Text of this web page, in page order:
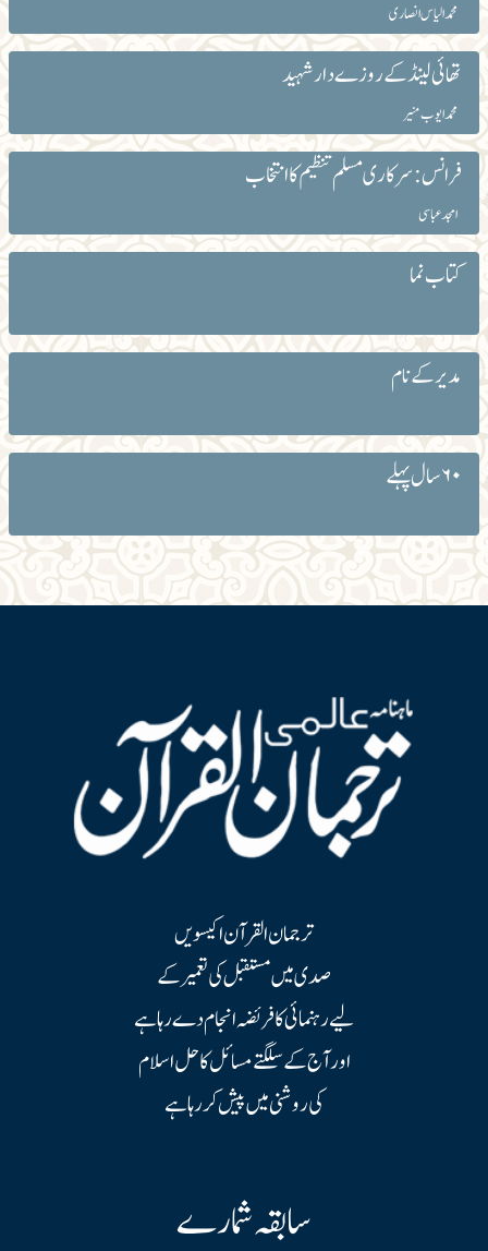
محمد الیاس انصاری
تھائی لینڈ کے روزے دار شہید
محمد ایوب منیر
فرانس: سرکاری مسلم تنظیم کا انتخاب
امجد عباسی
کتاب نما
مدیر کے نام
۶۰ سال پہلے
ترجمان القرآن اکیسویں
صدی میں مستقبل کی تعمیر کے
لیے رہنمائی کا فریضہ انجام دے رہا ہے
اور آج کے سلگتے مسائل کا حل اسلام
کی روشنی میں پیش کر رہا ہے
سابقہ شمارے